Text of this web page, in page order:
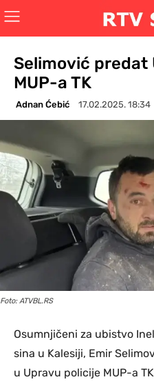
Selimović predat
MUP-a TK
Adnan Ćebić 17.02.2025. 18:34
Foto: ATVBL.RS
Osumnjičeni za ubistvo
sina u Kalesiji, Emir
u Upravu policije MUP-a